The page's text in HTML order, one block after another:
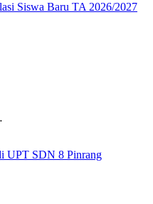
Siswa Baru TA 2026/2027
UPT SDN 8 Pinrang